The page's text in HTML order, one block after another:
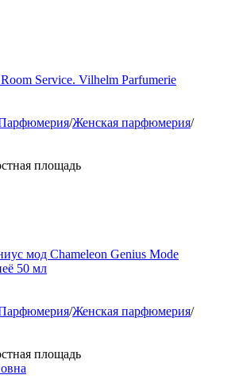
Service. Vilhelm Parfumerie
/Женская парфюмерия/
площадь
мод Chameleon Genius Mode
50 мл
/Женская парфюмерия/
площадь